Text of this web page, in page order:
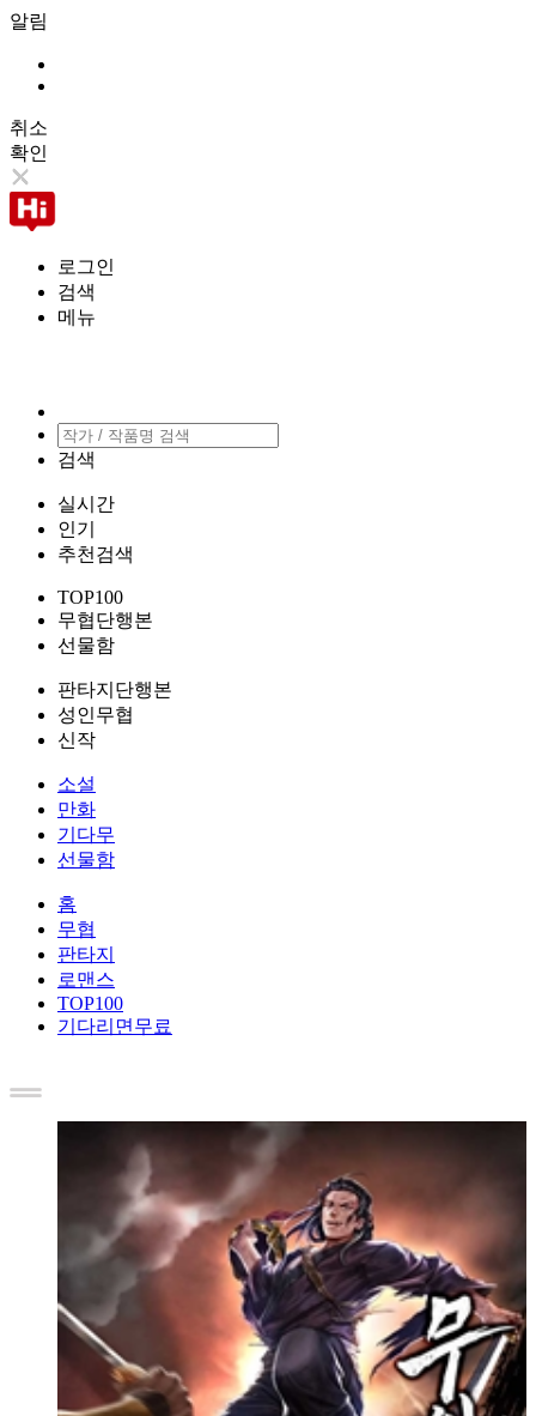
알림
취소
확인
로그인
검색
메뉴
검색
실시간
인기
추천검색
TOP100
무협단행본
선물함
판타지단행본
성인무협
신작
소설
만화
기다무
선물함
홈
무협
판타지
로맨스
TOP100
기다리면무료